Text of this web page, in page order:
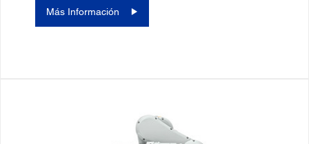
Más Información